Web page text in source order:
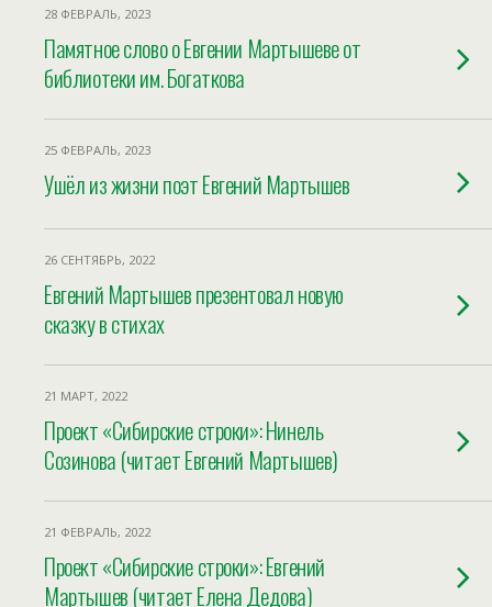
28 ФЕВРАЛЬ, 2023
Памятное слово о Евгении Мартышеве от
библиотеки им. Богаткова
25 ФЕВРАЛЬ, 2023
Ушёл из жизни поэт Евгений Мартышев
26 СЕНТЯБРЬ, 2022
Евгений Мартышев презентовал новую
сказку в стихах
21 МАРТ, 2022
Проект «Сибирские строки»: Нинель
Созинова (читает Евгений Мартышев)
21 ФЕВРАЛЬ, 2022
Проект «Сибирские строки»: Евгений
Мартышев (читает Елена Дедова)